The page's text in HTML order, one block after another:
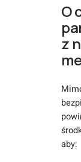
O
z
aby: